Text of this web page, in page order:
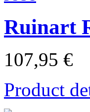
Ruinart
107,95 €
Product